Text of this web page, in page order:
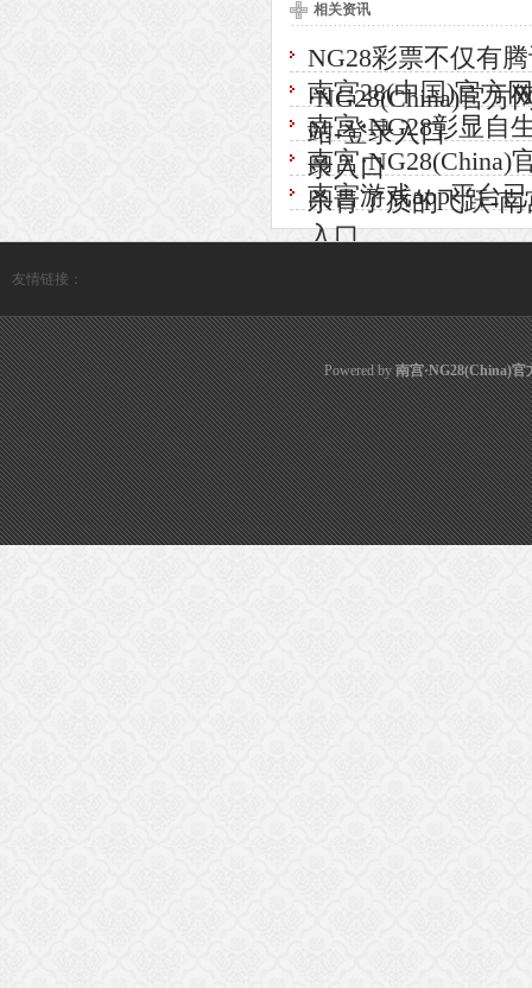
相关资讯
NG28彩票不仅有
·NG28(China)官方
南宫28(中国)官方
站-登录入口
南宫·NG28彰显自
录入口
南宫
杀青了质的飞跃-南
南宫游戏app平台
入口
友情链接：
Powered by南宫·NG28(China)